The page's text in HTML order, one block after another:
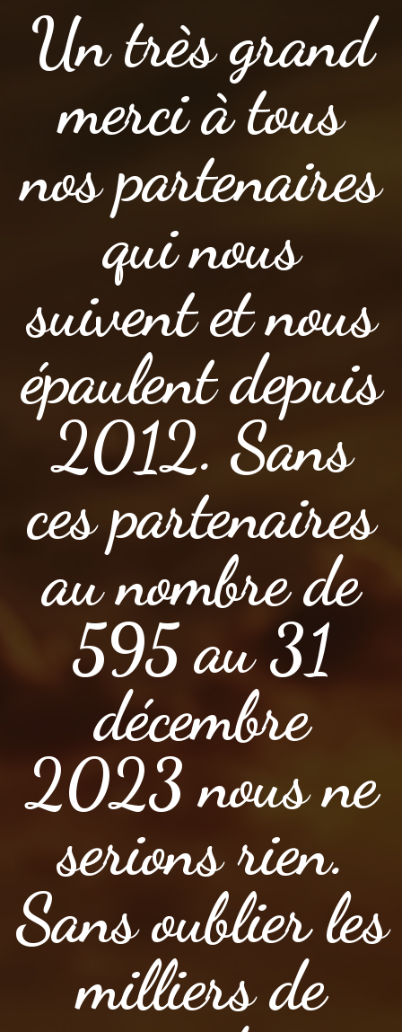
Un très grand
merci à tous
nos partenaires
qui nous
suivent et nous
épaulent depuis
2012. Sans
ces partenaires
au nombre de
595 au 31
décembre
2023 nous ne
serions rien.
Sans oublier les
milliers de